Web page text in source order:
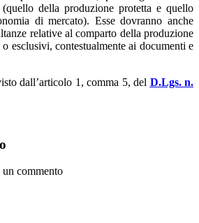
della produzione protetta e quello
di mercato). Esse dovranno anche
relative al comparto della produzione
esclusivi, contestualmente ai documenti e
dall’articolo 1, comma 5, del D.Lgs. n.
commento